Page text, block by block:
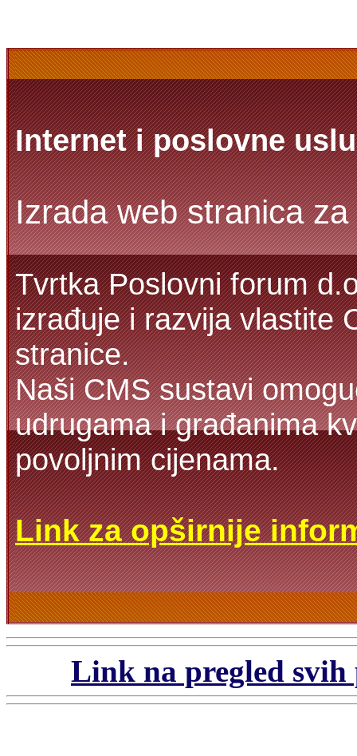
Internet i poslovne
Izrada web stranica
Tvrtka Poslovni forum
izrađuje i razvija vlastite
stranice.
Naši CMS sustavi
udrugama i građanima
povoljnim cijenama.
Link za opširnije
Link na pregled